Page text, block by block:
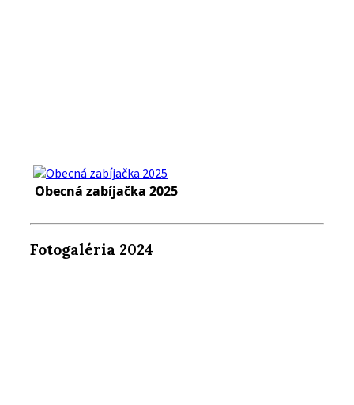
Obecná zabíjačka 2025
Fotogaléria 2024